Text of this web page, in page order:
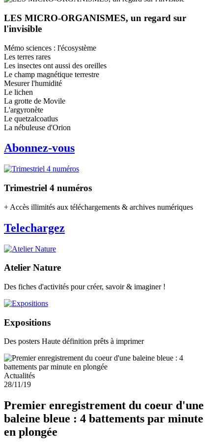
LES MICRO-ORGANISMES, un regard sur
l'invisible
Mémo sciences : l'écosystème
Les terres rares
Les insectes ont aussi des oreilles
Le champ magnétique terrestre
Mesurer l'humidité
Le lichen
La grotte de Movile
L'argyronète
Le quetzalcoatlus
La nébuleuse d'Orion
Abonnez-vous
Trimestriel 4 numéros
+ Accès illimités aux téléchargements & archives numériques
Telechargez
Atelier Nature
Des fiches d'activités pour créer, savoir & imaginer !
Expositions
Des posters Haute définition prêts à imprimer
Actualités
28/11/19
Premier enregistrement du coeur d'une
baleine bleue : 4 battements par minute
en plongée